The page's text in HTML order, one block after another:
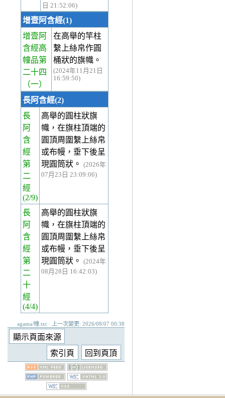
日 21:52:06)
增壹阿含經(1)
增壹阿
含經高
幢品第
二十四
（一）
在高舉的竿柱
繫上絲帛作圓
桶狀的旗幟。
(2024年11月21日
16:59:50)
長阿含經(2)
長
阿
含
經
第
二
經
(2/9)
高舉的圓柱狀旗
幟，在旗柱頂端的
圓頂周圍繫上絲帛
或布幔，垂下後呈
現圓筒狀。
(2026年
07月23日 23:09:06)
長
阿
含
經
第
二
十
經
(4/4)
高舉的圓柱狀旗
幟，在旗柱頂端的
圓頂周圍繫上絲帛
或布幔，垂下後呈
現圓筒狀。
(2024年
08月28日 16:42:03)
agama/幢.txt · 上一次變更: 2026/08/07 00:38